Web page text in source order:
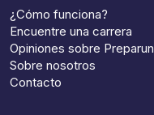
¿Cómo funciona?
Encuentre una carrera
Opiniones sobre Preparun
Sobre nosotros
Contacto